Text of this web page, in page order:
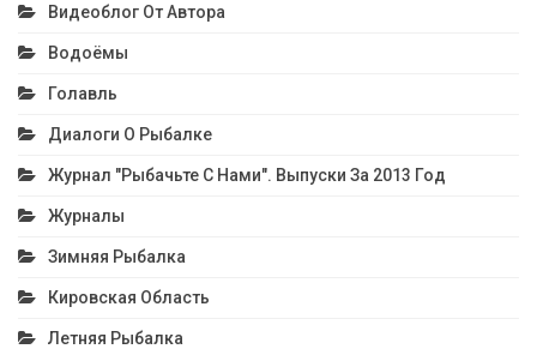
Видеоблог От Автора
Водоёмы
Голавль
Диалоги О Рыбалке
Журнал "Рыбачьте С Нами". Выпуски За 2013 Год
Журналы
Зимняя Рыбалка
Кировская Область
Летняя Рыбалка